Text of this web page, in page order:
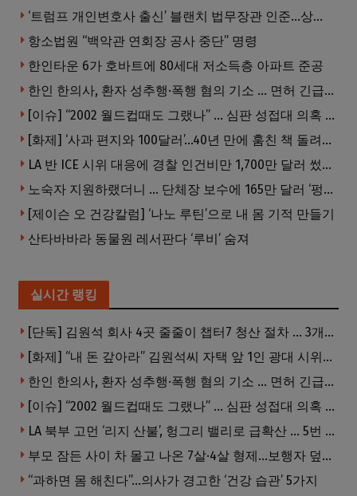
‘트럼프 개인변호사 출신’ 블랜치 법무장관 인준…상원 50대49 가결
항소법원 “백악관 연회장 공사 중단” 명령
한인타운 6가 호바트에 80세대 저소득층 아파트 준공
한인 한의사, 환자 성추행·폭행 혐의 기소 … 면허 긴급정지
[이슈] “2002 월드컵때도 그랬나” … 심판 성접대 의혹 해외로 일파만파, 4강 신화까지 불똥
[화제] ‘사과 편지와 100달러’…40년 만에 훔친 책 돌려준 절도범
LA 반 ICE 시위 대응에 경찰 인건비만 1,700만 달러 썼다.
노숙자 지원하랬더니 … 단체장 보수에 165만 달러 ‘펑펑’
[제이슨 오 건강칼럼] ‘나노 루틴’으로 내 몸 기적 만들기
산타바바라 동물원 레서판다 ‘루비’ 숨져
실시간 랭킹
[단독] 김원석 회사 4곳 줄줄이 챕터7 청산 절차 … 3개 법인 같은 날 동시 파산 신청
[화제] “내 돈 갚아라” 김원석씨 자택 앞 1인 광대 시위 … 한인 투자사, “108만 달러 못받아”
한인 한의사, 환자 성추행·폭행 혐의 기소 … 면허 긴급정지
[이슈] “2002 월드컵때도 그랬나” … 심판 성접대 의혹 해외로 일파만파, 4강 신화까지 불똥
LA 북부 고먼 ‘리지 산불’, 헝그리 밸리로 급확산 … 5번 Fwy 양방향 전면 폐쇄
부모 잠든 사이 차 몰고 나온 7살·4살 형제…보행자 덮쳐 중태
“과하면 몸 해친다”…의사가 경고한 ‘건강 습관’ 5가지